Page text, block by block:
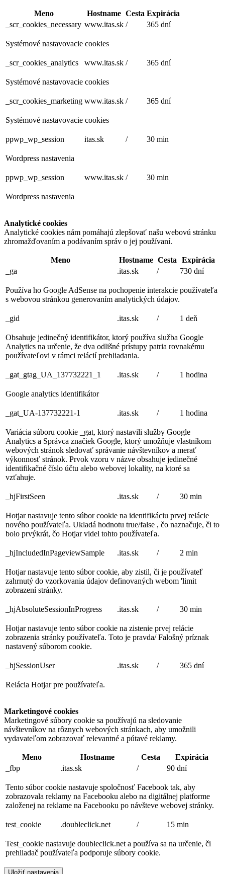
Meno Hostname Cesta Expirácia
_scr_cookies_necessary www.itas.sk / 365 dní
Systémové nastavovacie cookies
_scr_cookies_analytics www.itas.sk / 365 dní
Systémové nastavovacie cookies
_scr_cookies_marketing www.itas.sk / 365 dní
Systémové nastavovacie cookies
ppwp_wp_session itas.sk / 30 min
Wordpress nastavenia
ppwp_wp_session www.itas.sk / 30 min
Wordpress nastavenia
Analytické cookies
Analytické cookies nám pomáhajú zlepšovať našu webovú stránku
zhromažďovaním a podávaním správ o jej používaní.
Meno Hostname Cesta
Expirácia
_ga
.itas.sk / 730 dní
Používa ho Google AdSense na pochopenie interakcie používateľa
s webovou stránkou generovaním analytických údajov.
_gid .itas.sk / 1 deň
Obsahuje jedinečný identifikátor, ktorý používa služba Google
Analytics na určenie, že dva odlišné prístupy patria rovnakému
používateľovi v rámci relácií prehliadania.
_gat_gtag_UA_137732221_1 .itas.sk / 1 hodina
Google analytics identifikátor
_gat_UA-137732221-1 .itas.sk / 1 hodina
Variácia súboru cookie _gat, ktorý nastavili služby Google
Analytics a Správca značiek Google, ktorý umožňuje vlastníkom
webových stránok sledovať správanie návštevníkov a merať
výkonnosť stránok. Prvok vzoru v názve obsahuje jedinečné
identifikačné číslo účtu alebo webovej lokality, na ktoré sa
vzťahuje.
_hjFirstSeen .itas.sk / 30 min
Hotjar nastavuje tento súbor cookie na identifikáciu prvej relácie
nového používateľa. Ukladá hodnotu true/false , čo naznačuje, či to
bolo prvýkrát, čo Hotjar videl tohto používateľa.
_hjIncludedInPageviewSample .itas.sk / 2 min
Hotjar nastavuje tento súbor cookie, aby zistil, či je používateľ
zahrnutý do vzorkovania údajov definovaných webom 'limit
zobrazení stránky.
_hjAbsoluteSessionInProgress .itas.sk / 30 min
Hotjar nastavuje tento súbor cookie na zistenie prvej relácie
zobrazenia stránky používateľa. Toto je pravda/ Falošný príznak
nastavený súborom cookie.
_hjSessionUser .itas.sk / 365 dní
Relácia Hotjar pre používateľa.
Marketingové cookies
Marketingové súbory cookie sa používajú na sledovanie
návštevníkov na rôznych webových stránkach, aby umožnili
vydavateľom zobrazovať relevantné a pútavé reklamy.
Meno Hostname Cesta
Expirácia
_fbp
.itas.sk / 90 dní
Tento súbor cookie nastavuje spoločnosť Facebook tak, aby
zobrazovala reklamy na Facebooku alebo na digitálnej platforme
založenej na reklame na Facebooku po návšteve webovej stránky.
test_cookie .doubleclick.net / 15 min
Test_cookie nastavuje doubleclick.net a používa sa na určenie, či
prehliadač používateľa podporuje súbory cookie.
Uložiť nastavenia